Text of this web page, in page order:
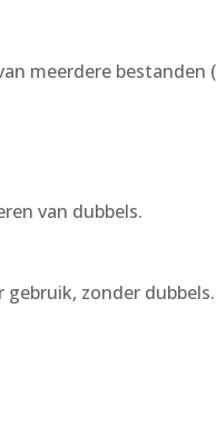
meerdere bestanden
van dubbels.
zonder dubbels.